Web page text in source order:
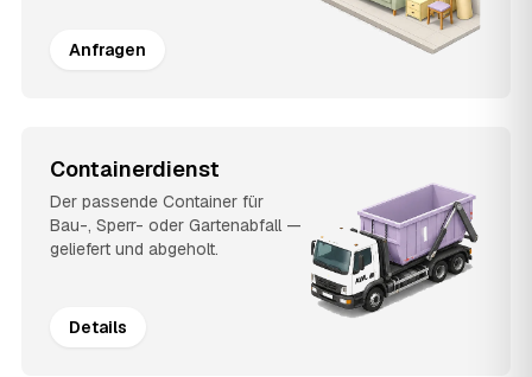
Anfragen
Containerdienst
Der passende Container für
Bau-, Sperr- oder Gartenabfall —
geliefert und abgeholt.
Details